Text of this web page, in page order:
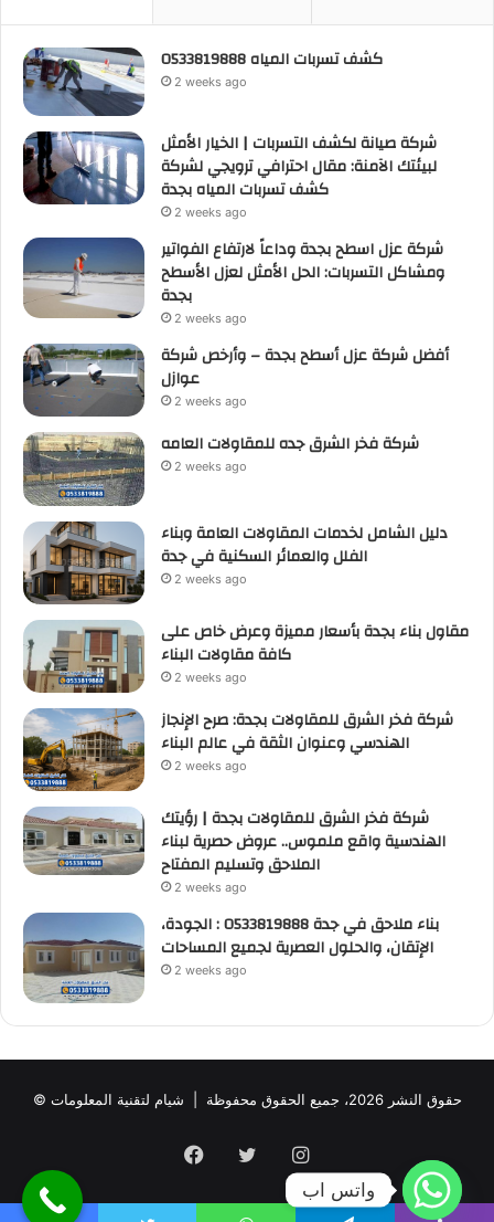
كشف تسربات المياه 0533819888
2 weeks ago
شركة صيانة لكشف التسربات | الخيار الأمثل
لبيئتك الآمنة: مقال احترافي ترويجي لشركة
كشف تسربات المياه بجدة
2 weeks ago
شركة عزل اسطح بجدة وداعاً لارتفاع الفواتير
ومشاكل التسربات: الحل الأمثل لعزل الأسطح
بجدة
2 weeks ago
أفضل شركة عزل أسطح بجدة – وأرخص شركة
عوازل
2 weeks ago
شركة فخر الشرق جده للمقاولات العامه
2 weeks ago
دليل الشامل لخدمات المقاولات العامة وبناء
الفلل والعمائر السكنية في جدة
2 weeks ago
مقاول بناء بجدة بأسعار مميزة وعرض خاص على
كافة مقاولات البناء
2 weeks ago
شركة فخر الشرق للمقاولات بجدة: صرح الإنجاز
الهندسي وعنوان الثقة في عالم البناء
2 weeks ago
شركة فخر الشرق للمقاولات بجدة | رؤيتك
الهندسية واقع ملموس.. عروض حصرية لبناء
الملاحق وتسليم المفتاح
2 weeks ago
بناء ملاحق في جدة 0533819888 : الجودة،
الإتقان، والحلول العصرية لجميع المساحات
2 weeks ago
© حقوق النشر 2026، جميع الحقوق محفوظة | شيام لتقنية المعلومات
Facebook
TwitterInstagram
واتس اب